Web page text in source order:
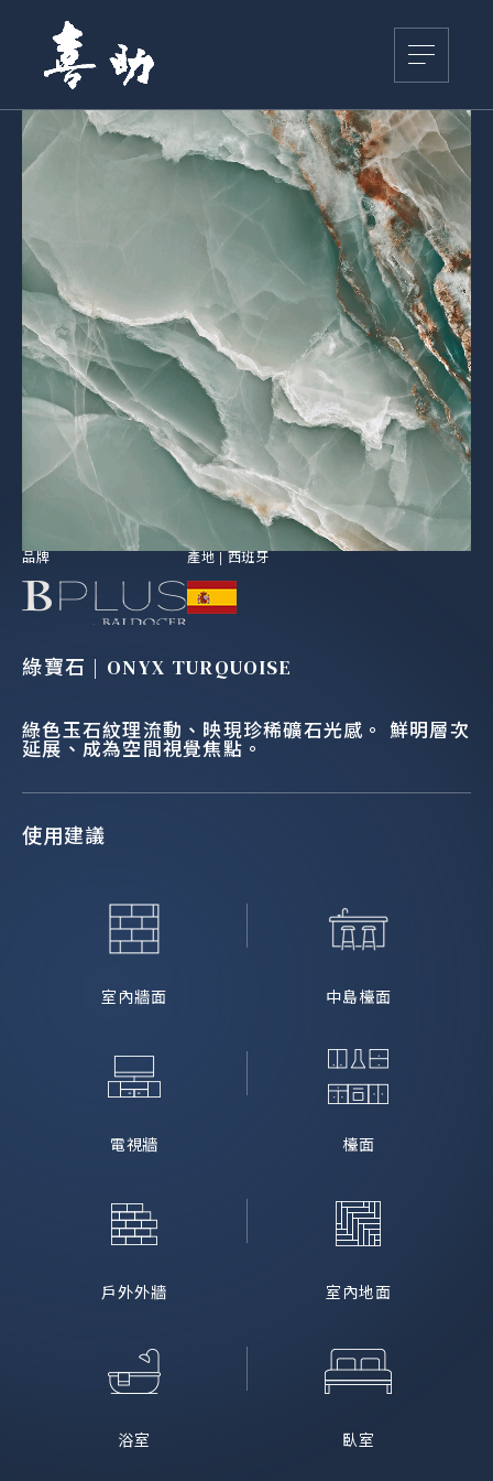
品牌 產地 | 西班牙
綠寶石 | ONYX TURQUOISE
綠色玉石紋理流動、映現珍稀礦石光感。 鮮明層次
延展、成為空間視覺焦點。
使用建議
室內牆面 中島檯面
電視牆 檯面
戶外外牆 室內地面
浴室 臥室